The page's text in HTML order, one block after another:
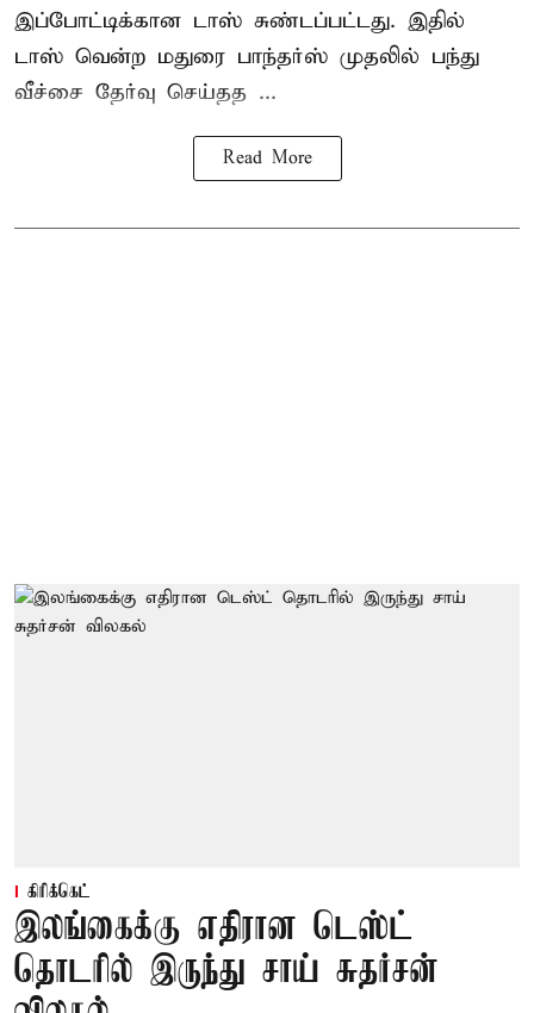
இப்போட்டிக்கான டாஸ் சுண்டப்பட்டது. இதில்
டாஸ் வென்ற மதுரை பாந்தர்ஸ் முதலில் பந்து
வீச்சை தேர்வு செய்தத ...
Read More
கிரிக்கெட்
இலங்கைக்கு எதிரான டெஸ்ட்
தொடரில் இருந்து சாய் சுதர்சன்